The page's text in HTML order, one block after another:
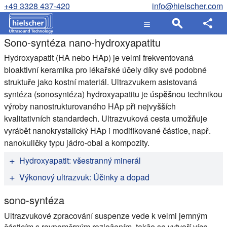
+49 3328 437-420 info@hielscher.com
Sono-syntéza nano-hydroxyapatitu
Hydroxyapatit (HA nebo HAp) je velmi frekventovaná
bioaktivní keramika pro lékařské účely díky své podobné
struktuře jako kostní materiál. Ultrazvukem asistovaná
syntéza (sonosyntéza) hydroxyapatitu je úspěšnou technikou
výroby nanostrukturovaného HAp při nejvyšších
kvalitativních standardech. Ultrazvuková cesta umožňuje
vyrábět nanokrystalický HAp i modifikované částice, např.
nanokuličky typu jádro-obal a kompozity.
Hydroxyapatit: všestranný minerál
Hydroxylapatit nebo hydroxyapatit (HAp, také HA) je
se vzorcem Ca5(PO
jednotková buňka se skládá ze dvou entit, se obvykle píše
Výkonový ultrazvuk: Účinky a dopad
akustické pole, které je spojeno s kapalným prostředím.
Ultrazvukové vlny se šíří v kapalině a vytvářejí střídavé cykly
sono-syntéza
Ultrazvukové zpracování suspenze vede k velmi jemným